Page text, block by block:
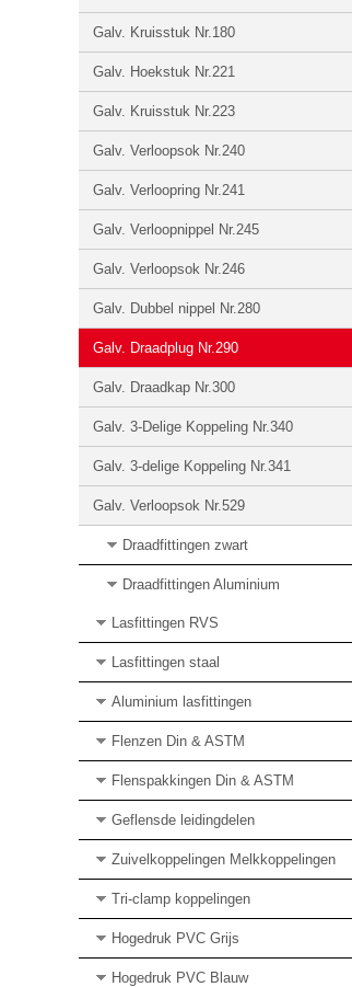
Galv. Kruisstuk Nr.180
Galv. Hoekstuk Nr.221
Galv. Kruisstuk Nr.223
Galv. Verloopsok Nr.240
Galv. Verloopring Nr.241
Galv. Verloopnippel Nr.245
Galv. Verloopsok Nr.246
Galv. Dubbel nippel Nr.280
Galv. Draadplug Nr.290
Galv. Draadkap Nr.300
Galv. 3-Delige Koppeling Nr.340
Galv. 3-delige Koppeling Nr.341
Galv. Verloopsok Nr.529
Draadfittingen zwart
Draadfittingen Aluminium
Lasfittingen RVS
Lasfittingen staal
Aluminium lasfittingen
Flenzen Din & ASTM
Flenspakkingen Din & ASTM
Geflensde leidingdelen
Zuivelkoppelingen Melkkoppelingen
Tri-clamp koppelingen
Hogedruk PVC Grijs
Hogedruk PVC Blauw